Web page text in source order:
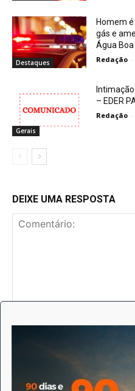
Destaques
Homem
gás e
Água Boa
Redação -
Gerais
– EDER
Redação -
DEIXE UMA RESPOSTA